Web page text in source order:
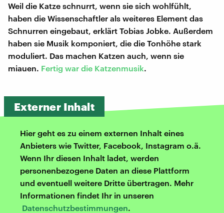
Weil die Katze schnurrt, wenn sie sich wohlfühlt,
haben die Wissenschaftler als weiteres Element das
Schnurren eingebaut, erklärt Tobias Jobke. Außerdem
haben sie Musik komponiert, die die Tonhöhe stark
moduliert. Das machen Katzen auch, wenn sie
miauen. Fertig war die Katzenmusik.
Externer Inhalt
Hier geht es zu einem externen Inhalt eines
Anbieters wie Twitter, Facebook, Instagram o.ä.
Wenn Ihr diesen Inhalt ladet, werden
personenbezogene Daten an diese Plattform
und eventuell weitere Dritte übertragen. Mehr
Informationen findet Ihr in unseren
Datenschutzbestimmungen.